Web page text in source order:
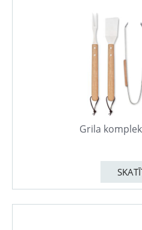
Grila